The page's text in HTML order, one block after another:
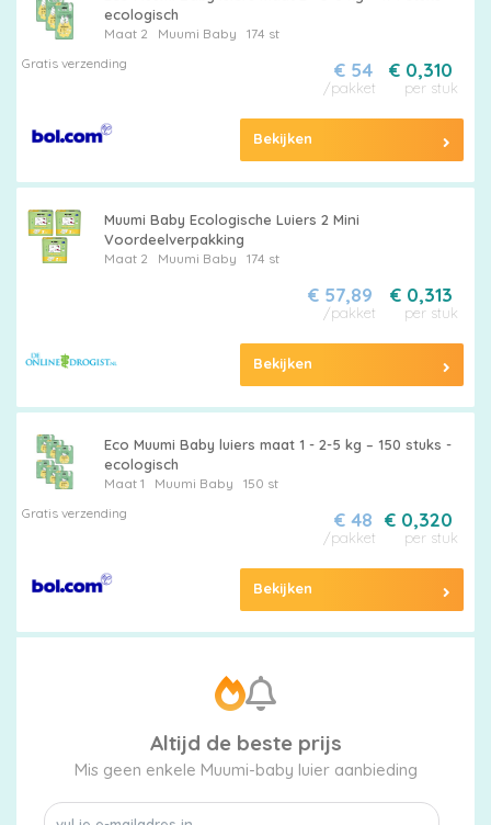
Billendoekjes
Maten
&
Series
vergelijken
ecologisch
Maat 2 Muumi Baby
174 st
Gratis verzending
€ 0,310
per stuk
€ 54
/pakket
Bekijken
Muumi Baby Ecologische Luiers 2 Mini
Voordeelverpakking
Maat 2 Muumi Baby 174 st
€ 0,313
per stuk
€ 57,89
/pakket
Bekijken
Eco Muumi Baby luiers maat 1 - 2-5 kg – 150 stuks -
ecologisch
Maat 1 Muumi Baby
150 st
Gratis verzending
€ 0,320
per stuk
€ 48
/pakket
Bekijken
Altijd de beste prijs
Mis geen enkele Muumi-baby luier aanbieding